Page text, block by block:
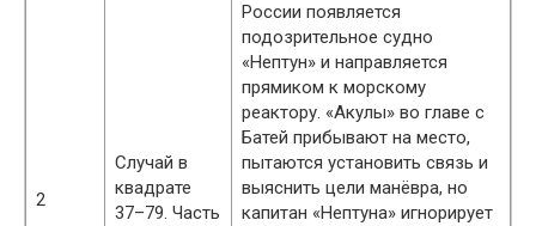
2
Случай в
квадрате
37–79. Часть
России появляется
подозрительное судно
«Нептун» и направляется
прямиком к морскому
реактору. «Акулы» во главе с
Батей прибывают на место,
пытаются установить связь и
выяснить цели манёвра, но
капитан «Нептуна» игнорирует